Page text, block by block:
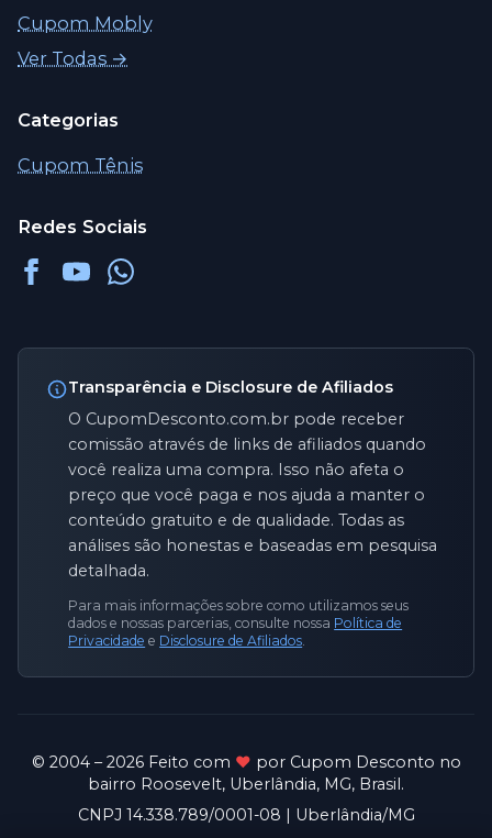
Cupom Mobly
Ver Todas →
Categorias
Cupom Tênis
Redes Sociais
Transparência e Disclosure de Afiliados
O CupomDesconto.com.br pode receber
comissão através de links de afiliados quando
você realiza uma compra. Isso não afeta o
preço que você paga e nos ajuda a manter o
conteúdo gratuito e de qualidade. Todas as
análises são honestas e baseadas em pesquisa
detalhada.
Para mais informações sobre como utilizamos seus
dados e nossas parcerias, consulte nossa Política de
Privacidade e Disclosure de Afiliados.
© 2004 –2026Feito com ♥ por Cupom Desconto no
bairro Roosevelt, Uberlândia, MG, Brasil.
CNPJ 14.338.789/0001-08 | Uberlândia/MG